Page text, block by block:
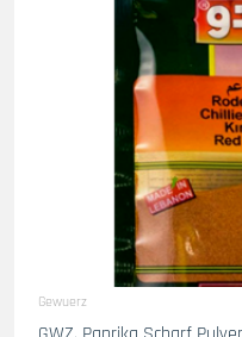
Gewuerz